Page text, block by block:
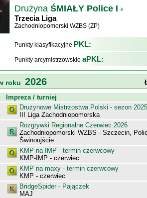
Drużyna ŚMIAŁY Police I
Trzecia Liga
Zachodniopomorski WZBS (ZP)
Punkty klasyfikacyjne PKL:
Punkty arcymistrzowskie aPKL:
roku 2026
Impreza / turniej
Drużynowe Mistrzostwa Polski - sezon
III Liga Zachodniopomorska
Rozgrywki Regionalne Czerwiec 2026
Zachodniopomorski WZBS - Szczecin,
Świnoujście
KMP na IMP - termin czerwcowy
KMP-IMP - czerwiec
KMP na maxy - termin czerwcowy
KMP - czerwiec
BridgeSpider - Pajączek
MAJ